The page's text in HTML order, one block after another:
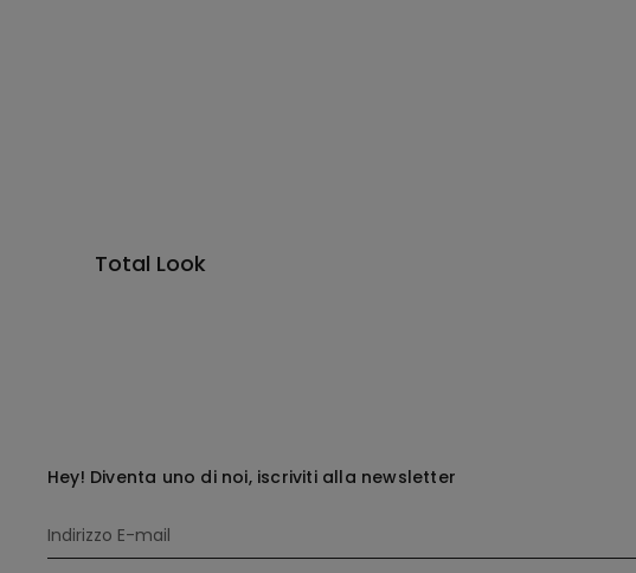
Total Look
Hey! Diventa uno di noi, iscriviti alla newsletter